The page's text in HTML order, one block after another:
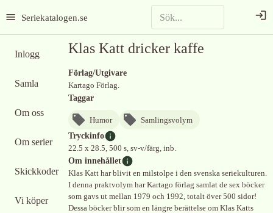
Seriekatalogen.se
Inlogg
Samla
Om oss
Om serier
Skickkoder
Vi köper
Klas Katt dricker kaffe
Förlag/Utgivare
Kartago Förlag.
Taggar
Humor
Samlingsvolym
Tryckinfo
22.5 x 28.5, 500 s, sv-v/färg, inb.
Om innehållet
Klas Katt har blivit en milstolpe i den svenska seriekulturen.
I denna praktvolym har Kartago förlag samlat de sex böcker
som gavs ut mellan 1979 och 1992, totalt över 500 sidor!
Dessa böcker blir som en längre berättelse om Klas Katts